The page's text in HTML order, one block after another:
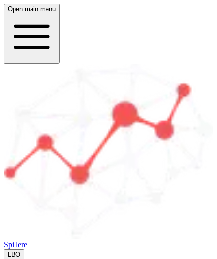
Open main menu
Spillere
LBO